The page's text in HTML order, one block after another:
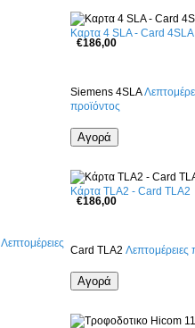
Καρτα 4 SLA - Card 4SLA
€186,00
Siemens 4SLA
προϊόντος
Λεπτομέρειες
Κάρτα TLA2 - Card TLA2
€186,00
Card TLA2 Λεπτομέρειες